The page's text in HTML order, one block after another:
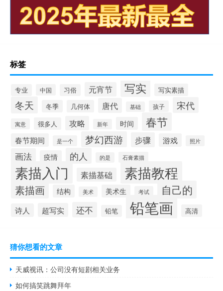
标签
专业 中国 习俗 元宵节 写实 写实素描
冬天 冬季 几何体 唐代 基础 孩子 宋代
寓意 很多人 攻略 新年 时间 春节
春节期间 是一个 梦幻西游 步骤 游戏 照片
画法 疫情 的人 的是 石膏素描
素描入门 素描基础 素描教程
素描画 结构 美术 美术生 考试 自己的
诗人 超写实 还不 铅笔 铅笔画 高清
猜你想看的文章
天威视讯：公司没有短剧相关业务
如何搞笑跳舞拜年